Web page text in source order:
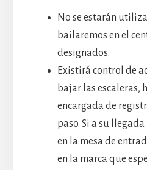
No se estarán
bailaremos en el
designados.
Existirá control de
bajar las escaleras,
encargada de
paso. Si a su
en la mesa de
en la marca que